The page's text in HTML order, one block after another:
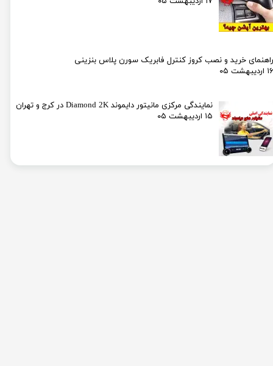
راهنمای خرید و نصب کروز کنترل فابریک سورن پلاس بنزینی
۱۶ اردیبهشت ۰۵
نمایندگی مرکزی مانیتور دایموند Diamond 2K در کرج و تهران
۱۵ اردیبهشت ۰۵